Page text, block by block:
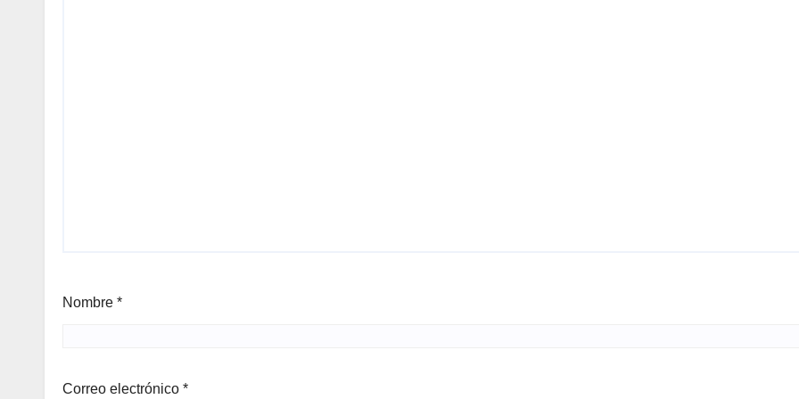
Nombre *
Correo electrónico *